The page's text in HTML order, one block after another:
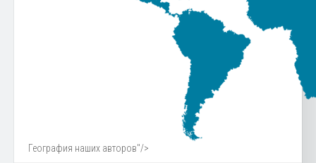
География наших авторов"/>